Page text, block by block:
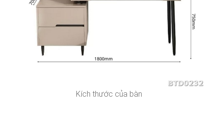
Kích thước của bàn